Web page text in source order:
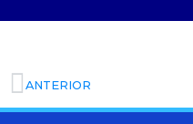
ANTERIOR